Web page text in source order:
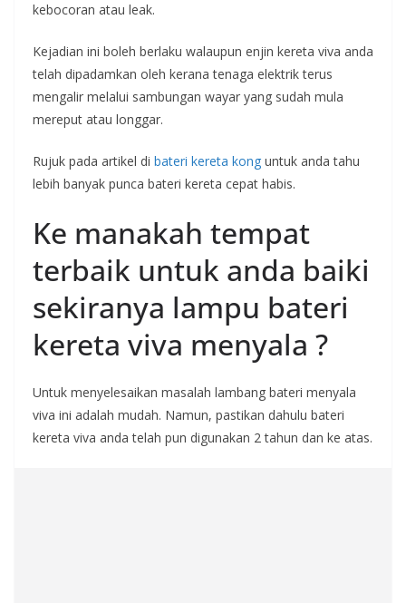
kebocoran atau leak.
Kejadian ini boleh berlaku walaupun enjin kereta viva anda
telah dipadamkan oleh kerana tenaga elektrik terus
mengalir melalui sambungan wayar yang sudah mula
mereput atau longgar.
Rujuk pada artikel di bateri kereta kong untuk anda tahu
lebih banyak punca bateri kereta cepat habis.
Ke manakah tempat
terbaik untuk anda baiki
sekiranya lampu bateri
kereta viva menyala ?
Untuk menyelesaikan masalah lambang bateri menyala
viva ini adalah mudah. Namun, pastikan dahulu bateri
kereta viva anda telah pun digunakan 2 tahun dan ke atas.